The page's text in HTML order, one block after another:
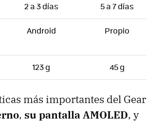
2 a 3 días 5 a 7 días
Android Propio
123 g 45 g
más importantes del Gear
, su pantalla AMOLED, y